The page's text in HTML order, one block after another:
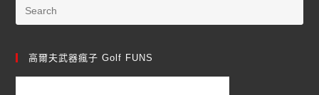
高爾夫武器瘋子 Golf FUNS